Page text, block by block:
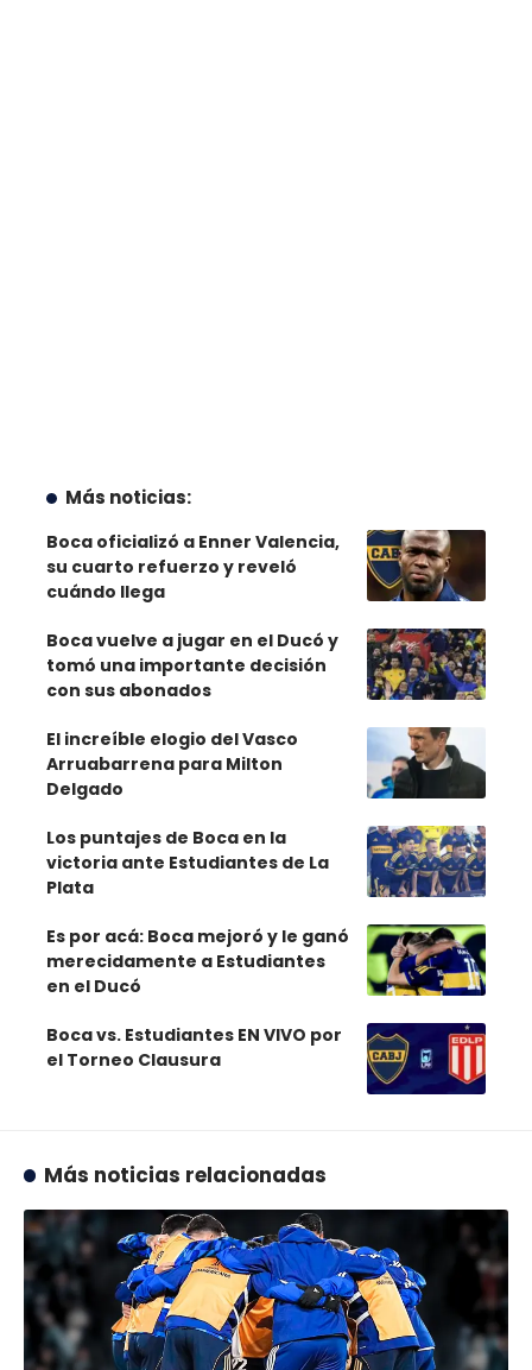
Más noticias:
Boca oficializó a Enner Valencia,
su cuarto refuerzo y reveló
cuándo llega
Boca vuelve a jugar en el Ducó y
tomó una importante decisión
con sus abonados
El increíble elogio del Vasco
Arruabarrena para Milton
Delgado
Los puntajes de Boca en la
victoria ante Estudiantes de La
Plata
Es por acá: Boca mejoró y le ganó
merecidamente a Estudiantes
en el Ducó
Boca vs. Estudiantes EN VIVO por
el Torneo Clausura
Más noticias relacionadas